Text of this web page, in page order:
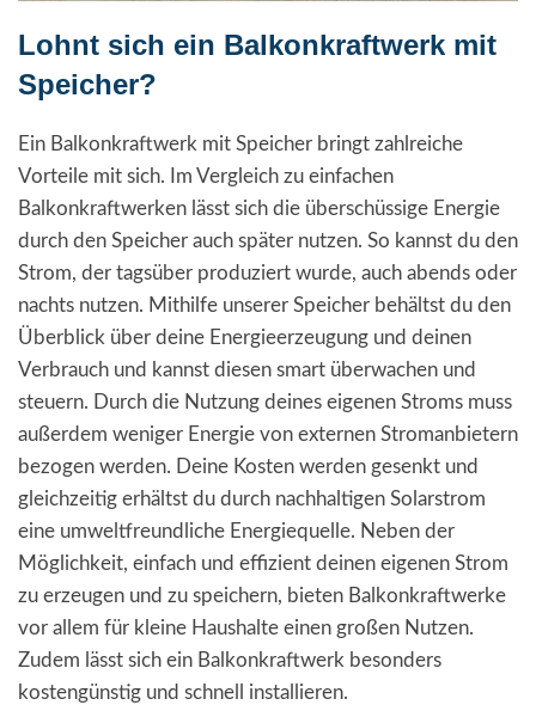
Lohnt sich ein Balkonkraftwerk mit
Speicher?
Ein Balkonkraftwerk mit Speicher bringt zahlreiche
Vorteile mit sich. Im Vergleich zu einfachen
Balkonkraftwerken lässt sich die überschüssige Energie
durch den Speicher auch später nutzen. So kannst du den
Strom, der tagsüber produziert wurde, auch abends oder
nachts nutzen. Mithilfe unserer Speicher behältst du den
Überblick über deine Energieerzeugung und deinen
Verbrauch und kannst diesen smart überwachen und
steuern. Durch die Nutzung deines eigenen Stroms muss
außerdem weniger Energie von externen Stromanbietern
bezogen werden. Deine Kosten werden gesenkt und
gleichzeitig erhältst du durch nachhaltigen Solarstrom
eine umweltfreundliche Energiequelle. Neben der
Möglichkeit, einfach und effizient deinen eigenen Strom
zu erzeugen und zu speichern, bieten Balkonkraftwerke
vor allem für kleine Haushalte einen großen Nutzen.
Zudem lässt sich ein Balkonkraftwerk besonders
kostengünstig und schnell installieren.